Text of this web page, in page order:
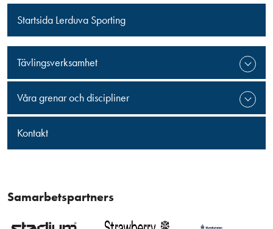
Startsida Lerduva Sporting
Tävlingsverksamhet
Våra grenar och discipliner
Kontakt
Samarbetspartners